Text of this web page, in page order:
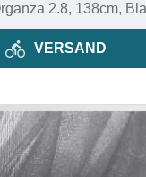
2.8, 138cm,
VERSAND